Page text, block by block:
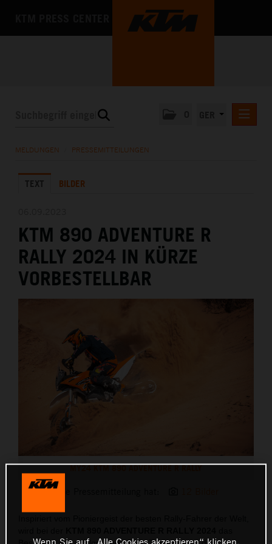
MEDIA
MELDUNGEN PRESSEMITTEILUNGEN
TEXT BILDER
KTM 890 ADVENTURE R
RALLY 2024 IN KÜRZE
VORBESTELLBAR
MY24 KTM 890 ADVENTURE R RALLY
Diese Pressemitteilung hat:
Wenn Sie auf „Alle Cookies akzeptieren“ klicken,